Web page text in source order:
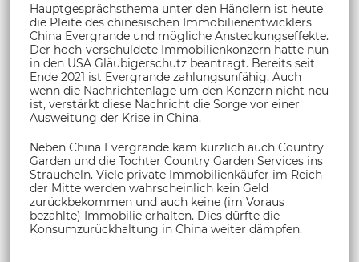
Hauptgesprächsthema unter den Händlern ist heute
die Pleite des chinesischen Immobilienentwicklers
China Evergrande und mögliche Ansteckungseffekte.
Der hoch-verschuldete Immobilienkonzern hatte nun
in den USA Gläubigerschutz beantragt. Bereits seit
Ende 2021 ist Evergrande zahlungsunfähig. Auch
wenn die Nachrichtenlage um den Konzern nicht neu
ist, verstärkt diese Nachricht die Sorge vor einer
Ausweitung der Krise in China.
Neben China Evergrande kam kürzlich auch Country
Garden und die Tochter Country Garden Services ins
Straucheln. Viele private Immobilienkäufer im Reich
der Mitte werden wahrscheinlich kein Geld
zurückbekommen und auch keine (im Voraus
bezahlte) Immobilie erhalten. Dies dürfte die
Konsumzurückhaltung in China weiter dämpfen.